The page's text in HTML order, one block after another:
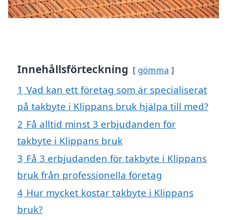
Innehållsförteckning gömma
1 Vad kan ett företag som är specialiserat
på takbyte i Klippans bruk hjälpa till med?
2 Få alltid minst 3 erbjudanden för
takbyte i Klippans bruk
3 Få 3 erbjudanden för takbyte i Klippans
bruk från professionella företag
4 Hur mycket kostar takbyte i Klippans
bruk?